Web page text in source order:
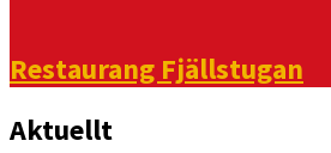
Restaurang Fjällstugan
Aktuellt